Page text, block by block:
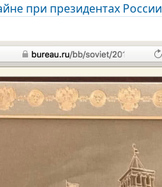
при президентах России